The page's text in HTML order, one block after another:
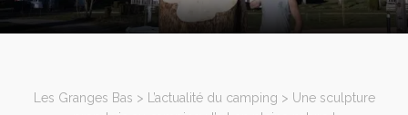
Les Granges Bas > L’actualité du camping > Une sculpture